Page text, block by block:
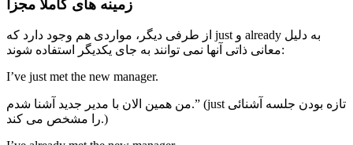
زمینه های کاملاً مجزا
از طرفی دیگر، مواردی هم وجود دارد که just و already به دلیل
معانی ذاتی آنها نمی توانند به جای یکدیگر استفاده شوند:
I’ve just met the new manager.
من همین الان با مدیر جدید آشنا شدم.” (just تازه بودن جلسه آشنائی
را مشخص می کند.)